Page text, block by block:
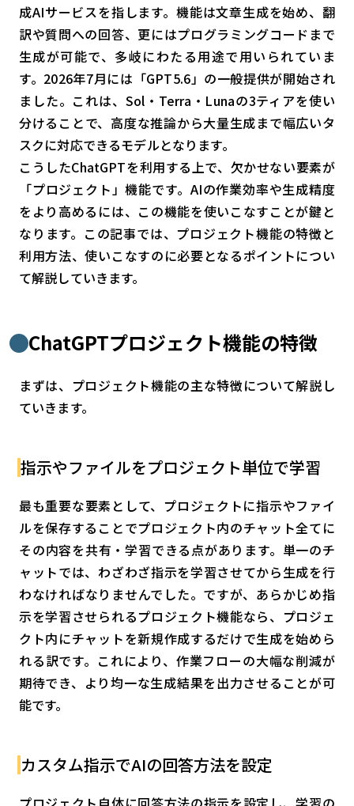
成AIサービスを指します。機能は文章生成を始め、翻
訳や質問への回答、更にはプログラミングコードまで
生成が可能で、多岐にわたる用途で用いられていま
す。2026年7月には「GPT5.6」の一般提供が開始され
ました。これは、Sol・Terra・Lunaの3ティアを使い
分けることで、高度な推論から大量生成まで幅広いタ
スクに対応できるモデルとなります。
こうしたChatGPTを利用する上で、欠かせない要素が
「プロジェクト」機能です。AIの作業効率や生成精度
をより高めるには、この機能を使いこなすことが鍵と
なります。この記事では、プロジェクト機能の特徴と
利用方法、使いこなすのに必要となるポイントについ
て解説していきます。
ChatGPTプロジェクト機能の特徴
まずは、プロジェクト機能の主な特徴について解説し
ていきます。
指示やファイルをプロジェクト単位で学習
最も重要な要素として、プロジェクトに指示やファイ
ルを保存することでプロジェクト内のチャット全てに
その内容を共有・学習できる点があります。単一のチ
ャットでは、わざわざ指示を学習させてから生成を行
わなければなりませんでした。ですが、あらかじめ指
示を学習させられるプロジェクト機能なら、プロジェ
クト内にチャットを新規作成するだけで生成を始めら
れる訳です。これにより、作業フローの大幅な削減が
期待でき、より均一な生成結果を出力させることが可
能です。
カスタム指示でAIの回答方法を設定